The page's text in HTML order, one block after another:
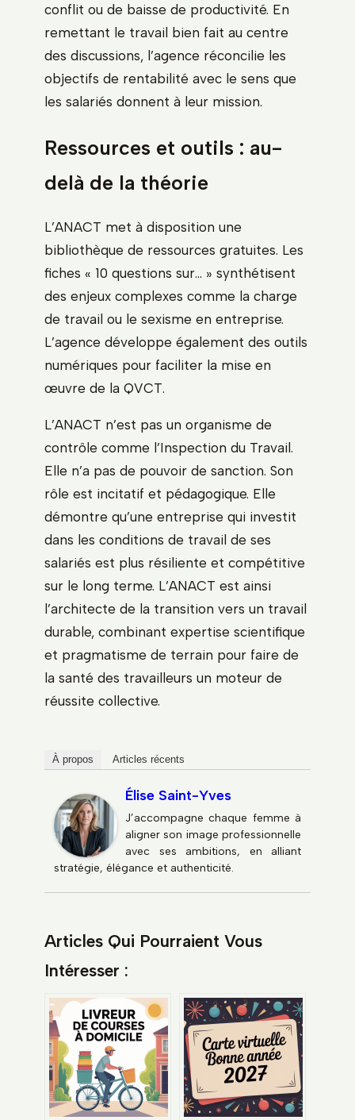
conflit ou de baisse de productivité. En
remettant le travail bien fait au centre
des discussions, l’agence réconcilie les
objectifs de rentabilité avec le sens que
les salariés donnent à leur mission.
Ressources et outils : au-
delà de la théorie
L’ANACT met à disposition une
bibliothèque de ressources gratuites. Les
fiches « 10 questions sur… » synthétisent
des enjeux complexes comme la charge
de travail ou le sexisme en entreprise.
L’agence développe également des outils
numériques pour faciliter la mise en
œuvre de la QVCT.
L’ANACT n’est pas un organisme de
contrôle comme l’Inspection du Travail.
Elle n’a pas de pouvoir de sanction. Son
rôle est incitatif et pédagogique. Elle
démontre qu’une entreprise qui investit
dans les conditions de travail de ses
salariés est plus résiliente et compétitive
sur le long terme. L’ANACT est ainsi
l’architecte de la transition vers un travail
durable, combinant expertise scientifique
et pragmatisme de terrain pour faire de
la santé des travailleurs un moteur de
réussite collective.
À propos Articles récents
Élise Saint-Yves
J’accompagne chaque femme à
aligner son image professionnelle
avec ses ambitions, en alliant
stratégie, élégance et authenticité.
Articles Qui Pourraient Vous
Intéresser :